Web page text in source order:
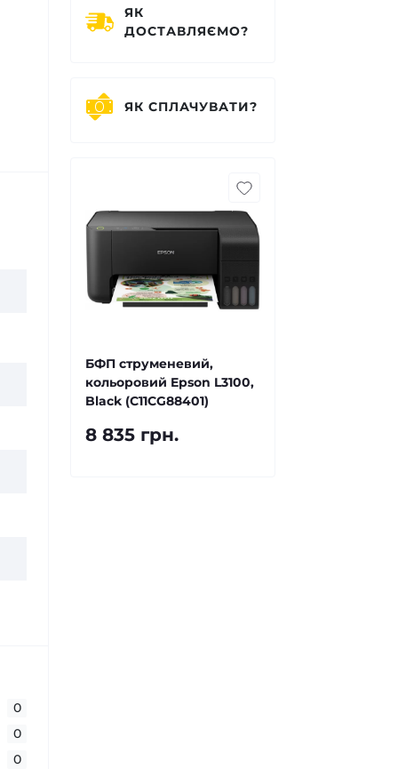
0
0
0
ЯК
ДОСТАВЛЯЄМО?
ЯК СПЛАЧУВАТИ?
БФП струменевий,
кольоровий Epson L3100,
Black (C11CG88401)
8 835 грн.